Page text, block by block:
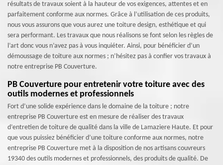
résultats de travaux soient à la hauteur de vos exigences, attentes et en
parfaitement conforme aux normes. Grâce à l’utilisation de ces produits,
nous vous assurons que vous aurez une toiture design, esthétique et qui
sera performant. Les travaux que nous réalisons se font selon les règles de
l’art donc vous n’avez pas à vous inquiéter. Ainsi, pour bénéficier d’un
démoussage de toiture aux normes ; n’hésitez pas à confier vos travaux à
notre entreprise PB Couverture.
PB Couverture pour entretenir votre toiture avec des
outils modernes et professionnels
Fort d’une solide expérience dans le domaine de la toiture ; notre
entreprise PB Couverture est en mesure de réaliser des travaux
d’entretien de toiture de qualité dans la ville de Lamaziere Haute. Et pour
que vous puissiez bénéficier d’une toiture conforme aux normes, notre
entreprise PB Couverture met à la disposition de nos artisans couvreurs
19340 des outils modernes et professionnels, des produits de qualité. De